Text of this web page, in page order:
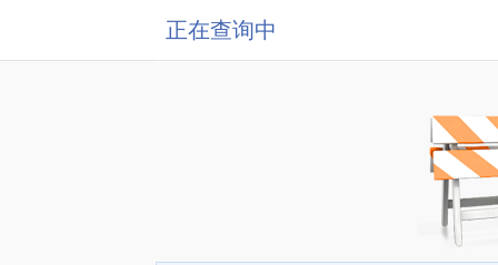
正在查询中